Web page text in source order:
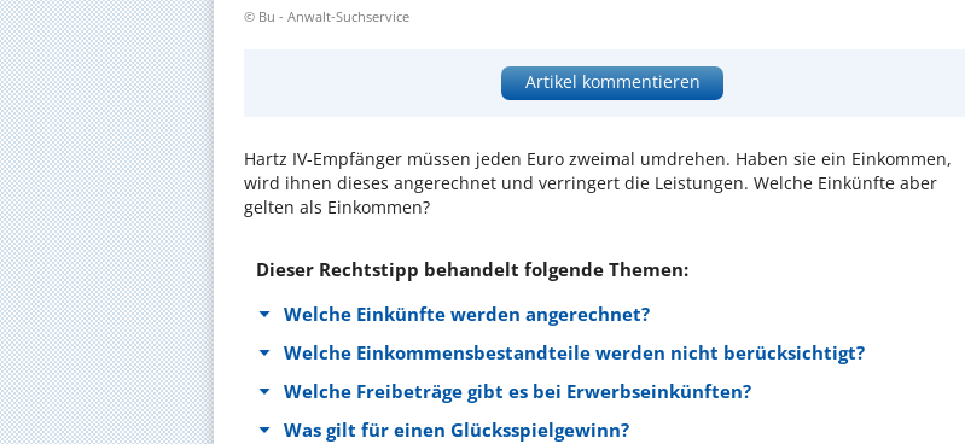
© Bu - Anwalt-Suchservice
Artikel kommentieren
Hartz IV-Empfänger müssen jeden Euro zweimal umdrehen. Haben sie ein Einkommen,
wird ihnen dieses angerechnet und verringert die Leistungen. Welche Einkünfte aber
gelten als Einkommen?
Dieser Rechtstipp behandelt folgende Themen:
Welche Einkünfte werden angerechnet?
Welche Einkommensbestandteile werden nicht berücksichtigt?
Welche Freibeträge gibt es bei Erwerbseinkünften?
Was gilt für einen Glücksspielgewinn?